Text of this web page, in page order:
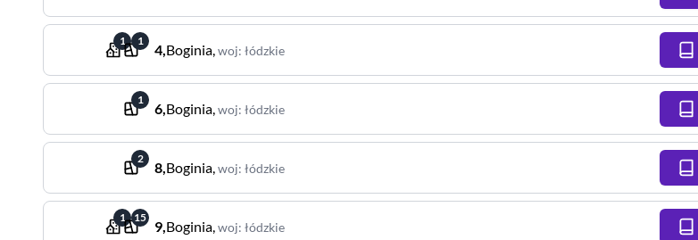
1 1
4,Boginia,woj: łódzkie
1
6,Boginia,woj: łódzkie
2
8,Boginia,woj: łódzkie
1 15
9,Boginia,woj: łódzkie